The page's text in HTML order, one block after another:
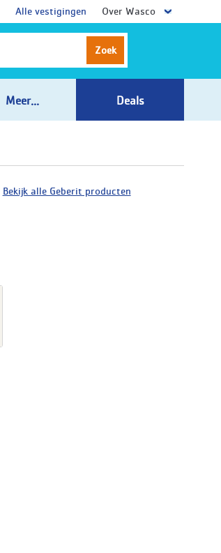
Alle vestigingen Over Wasco
Zoek
Meer... Deals
Bekijk alle Geberit producten